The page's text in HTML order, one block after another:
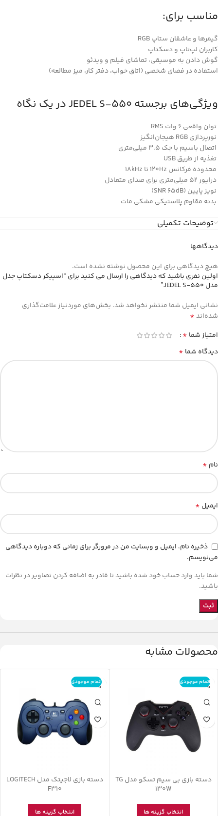
مناسب برای:
گیمرها و عاشقان ستاپ RGB
کاربران لپ‌تاپ و دسکتاپ
گوش دادن به موسیقی، تماشای فیلم و ویدئو
استفاده در فضای شخصی (اتاق خواب، دفتر کار، میز مطالعه)
ویژگی‌های برجسته JEDEL S-550 در یک نگاه
توان واقعی 6 وات RMS
نورپردازی RGB هیجان‌انگیز
اتصال باسیم با جک 3.5 میلی‌متری
تغذیه از طریق USB
محدوده فرکانس 120Hz تا 18kHz
درایور 52 میلی‌متری برای صدای متعادل
نویز پایین (SNR 65dB)
بدنه مقاوم پلاستیکی مشکی مات
توضیحات تکمیلی
دیدگاهها
هیچ دیدگاهی برای این محصول نوشته نشده است.
اولین نفری باشید که دیدگاهی را ارسال می کنید برای “اسپیکر دسکتاپ جدل
مدل JEDEL S-550”
نشانی ایمیل شما منتشر نخواهد شد. بخش‌های موردنیاز علامت‌گذاری
شده‌اند*
امتیاز شما *
دیدگاه شما *
نام *
ایمیل *
ذخیره نام، ایمیل و وبسایت من در مرورگر برای زمانی که دوباره دیدگاهی
می‌نویسم.
شما باید وارد حساب خود شده باشید تا قادر به اضافه کردن تصاویر در نظرات
باشید.
محصولات مشابه
اتمام موجودی
دسته بازی بی سیم تسکو مدل TG
130W
انتخاب گزینه ها
اتمام موجودی
دسته بازی لاجیتک مدل LOGITECH
F310
انتخاب گزینه ها